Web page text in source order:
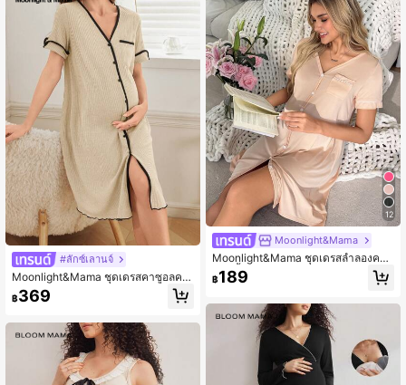
#ลักซ์เลานจ์
Moonlight&Mama ชุดเดรสคาซูอลคอ
วี ปกอกเดียว กระเป๋าอก ผ้าพิมพ์ตัดต่อ
แขนสั้น สำหรับคุณแม่
฿369
12
Moonlight&Mama
Moonlight&Mama ชุดเดรสลำลองคอวี
แขนสั้นกระดุมแถวเดียวสำหรับคุณแม่
ตั้งครรภ์
฿189